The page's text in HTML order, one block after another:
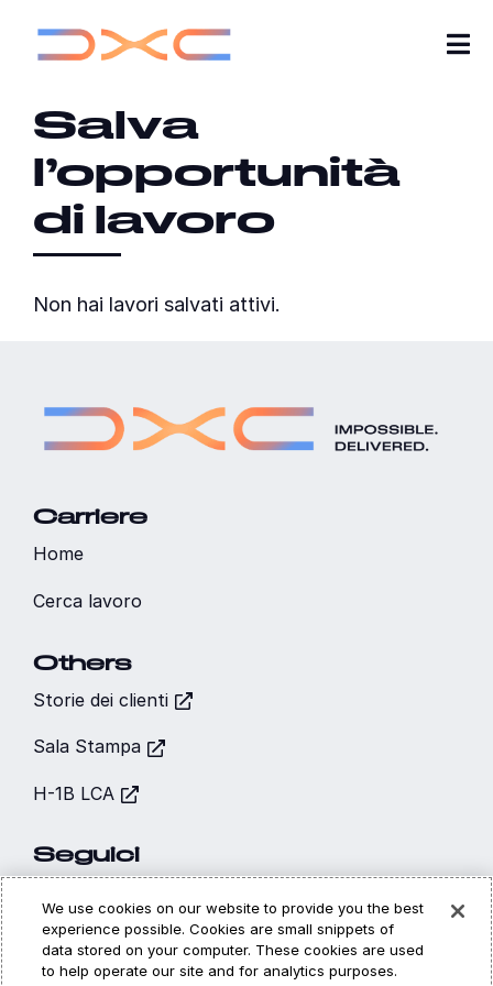
Carriere
Chi Siamo
Per saperne di più
Le mie candidature
Unisciti alla nostra Talent Community
Italiano
Salva
l’opportunità
di lavoro
Table
Non hai lavori salvati attivi.
Carriere
Home
Cerca lavoro
Others
Storie dei clienti
Sala Stampa
H-1B LCA
Seguici
We use cookies on our website to provide you the best
experience possible. Cookies are small snippets of
data stored on your computer. These cookies are used
to help operate our site and for analytics purposes.